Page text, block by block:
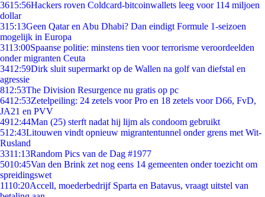
3615:56Hackers roven Coldcard-bitcoinwallets leeg voor 114 miljoen
dollar
315:13Geen Qatar en Abu Dhabi? Dan eindigt Formule 1-seizoen
mogelijk in Europa
3113:00Spaanse politie: minstens tien voor terrorisme veroordeelden
onder migranten Ceuta
3412:59Dirk sluit supermarkt op de Wallen na golf van diefstal en
agressie
812:53The Division Resurgence nu gratis op pc
6412:53Zetelpeiling: 24 zetels voor Pro en 18 zetels voor D66, FvD,
JA21 en PVV
4912:44Man (25) sterft nadat hij lijm als condoom gebruikt
512:43Litouwen vindt opnieuw migrantentunnel onder grens met Wit-
Rusland
3311:13Random Pics van de Dag #1977
5010:45Van den Brink zet nog eens 14 gemeenten onder toezicht om
spreidingswet
1110:20Accell, moederbedrijf Sparta en Batavus, vraagt uitstel van